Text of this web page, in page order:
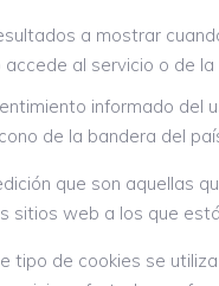
a mostrar
al servicio o de
informado
de la bandera del
que son aquellas
sitios web a los que
tipo de cookies se